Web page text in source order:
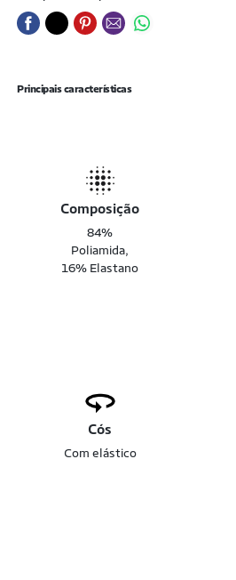
Principais características
Composição
84%
Poliamida,
16% Elastano
Cós
Com elástico